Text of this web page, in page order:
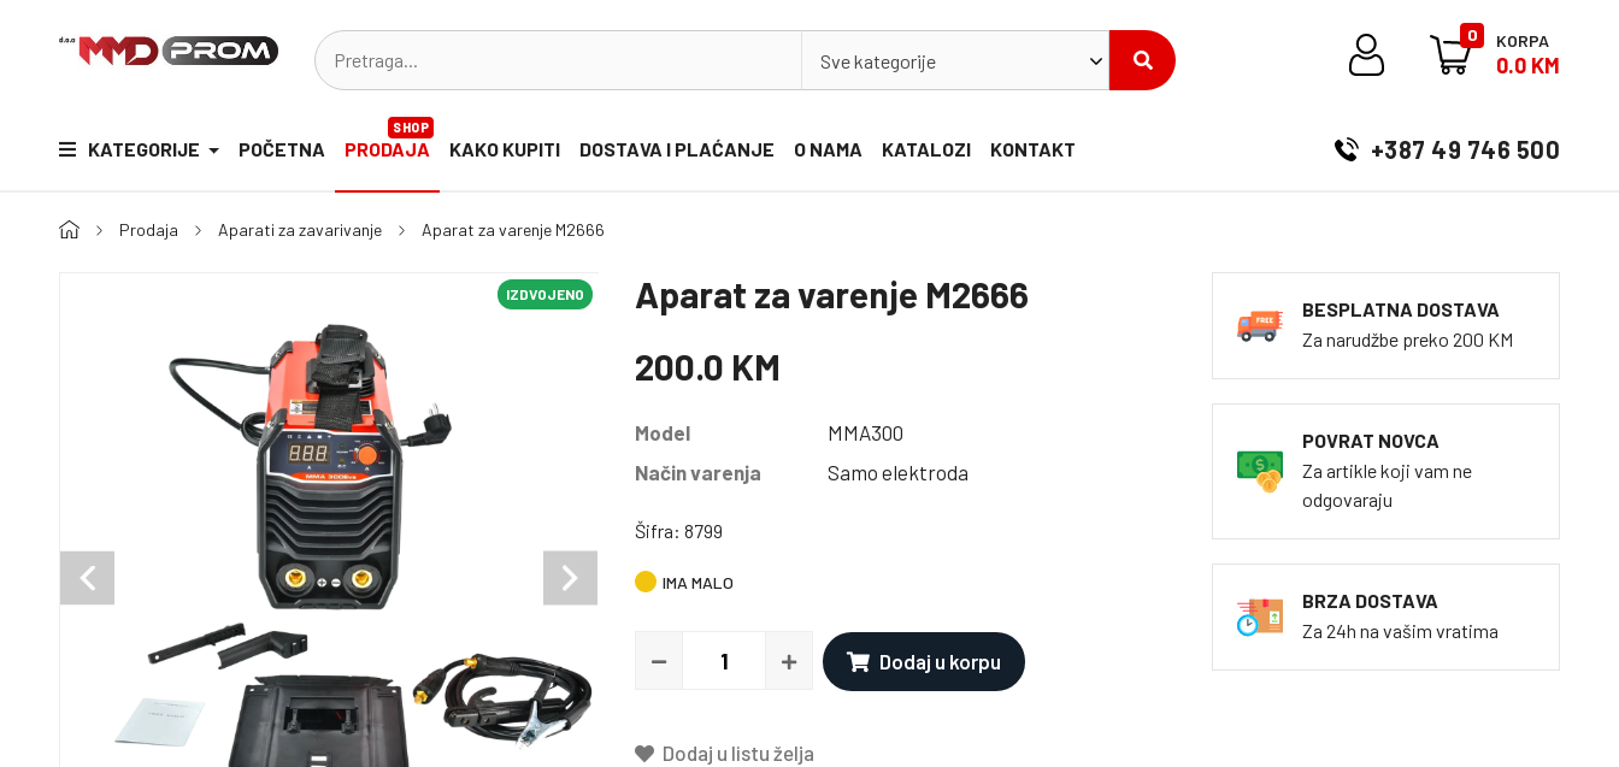
Sve kategorije
0 KORPA
0.0 KM
KATEGORIJE POČETNA PRODAJA
SHOP
KAKO KUPITI DOSTAVA I PLAĆANJE O NAMA KATALOZI KONTAKT +387 49 746 500
Prodaja Aparati za zavarivanje Aparat za varenje M2666
IZDVOJENO
IZDVOJENO
IZDVOJENO
Aparat za varenje M2666
200.0 KM
Model
MMA300
Način varenja
Samo elektroda
Šifra: 8799
IMA MALO
Dodaj u korpu
Dodaj u listu želja
BESPLATNA DOSTAVA
Za narudžbe preko 200 KM
POVRAT NOVCA
Za artikle koji vam ne
odgovaraju
BRZA DOSTAVA
Za 24h na vašim vratima